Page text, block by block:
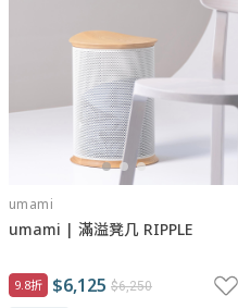
umami
umami | 滿溢凳几 RIPPLE
9.8折 $6,125 $6,250